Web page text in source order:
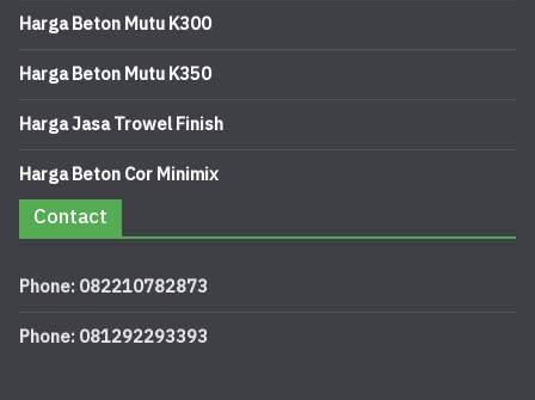
Harga Beton Mutu K300
Harga Beton Mutu K350
Harga Jasa Trowel Finish
Harga Beton Cor Minimix
Contact
Phone: 082210782873
Phone: 081292293393